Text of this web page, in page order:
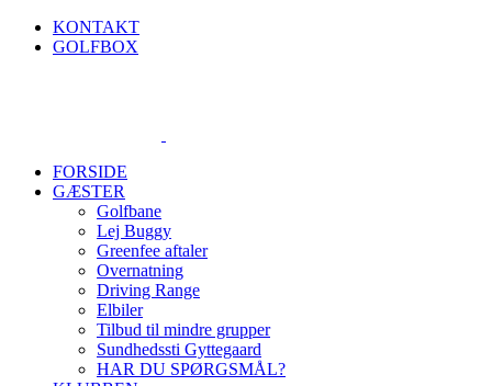
Skip
KONTAKT
GOLFBOX
FORSIDE
GÆSTER
Golfbane
Lej Buggy
Greenfee aftaler
Overnatning
Driving Range
Elbiler
Tilbud til mindre grupper
Sundhedssti Gyttegaard
HAR DU SPØRGSMÅL?